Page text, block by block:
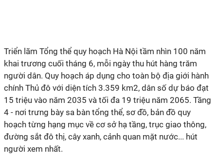
Triển lãm Tổng thể quy hoạch Hà Nội tầm nhìn 100 năm
khai trương cuối tháng 6, mỗi ngày thu hút hàng trăm
người dân. Quy hoạch áp dụng cho toàn bộ địa giới hành
chính Thủ đô với diện tích 3.359 km2, dân số dự báo đạt
15 triệu vào năm 2035 và tối đa 19 triệu năm 2065. Tầng
4 - nơi trưng bày sa bàn tổng thể, sơ đồ, bản đồ quy
hoạch từng hạng mục về cơ sở hạ tầng, trục giao thông,
đường sắt đô thị, cây xanh, cảnh quan mặt nước... hút
người xem nhất.